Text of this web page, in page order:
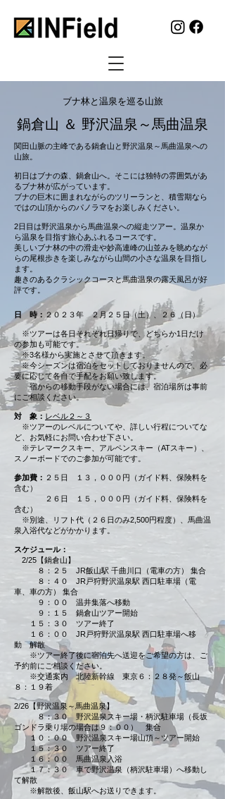
​ブナ林と温泉を巡る山旅
鍋倉山 ＆ 野沢温泉～馬曲温泉
関田山脈の主峰である鍋倉山と野沢温泉～馬曲温泉への
山旅。
初日はブナの森、鍋倉山へ。そこには独特の雰囲気があ
るブナ林が広がっています。
ブナの巨木に囲まれながらのツリーランと、積雪期なら
ではの山頂からのパノラマをお楽しみください。
2日目は野沢温泉から馬曲温泉への縦走ツアー。温泉か
ら温泉を目指す旅心あふれるコースです。
美しいブナ林の中の滑走や妙高連峰の山並みを眺めなが
らの尾根歩きを楽しみながら山間の小さな温泉を目指し
ます。
趣きのあるクラシックコースと馬曲温泉の露天風呂が好
評です。
日 時： ２０２３年 ２月２５日（土）、２６（日）
※ツアーは各日それぞれ日帰りで、どちらか1日だけ
の参加も可能です。
※3名様から実施とさせて頂きます。
※今シーズンは宿泊をセットしておりませんので、必
要に応じて各自で手配をお願い致します。
宿からの移動手段がない場合には、宿泊場所は事前
にご相談ください。
対 象： レベル２～３
※ツアーのレベルについてや、詳しい行程についてな
ど、お気軽にお問い合わせ下さい。
※テレマークスキー、アルペンスキー（ATスキー）、
スノーボードでのご参加が可能です。
参加費： ２５日 １３，０００円（ガイド料、保険料を
含む）
２６日 １５，０００円（ガイド料、保険料を
含む）
※別途、リフト代（２６日のみ2,500円程度）、馬曲温
泉入浴代などがかかります。​
スケジュール：
2/25【鍋倉山】
８：２５ JR飯山駅 千曲川口（電車の方） 集合
８：４０ JR戸狩野沢温泉駅 西口駐車場（電
車、車の方） 集合
９：００ 温井集落へ移動
９：１５ 鍋倉山ツアー開始
１５：３０ ツアー終了
１６：００ JR戸狩野沢温泉駅 西口駐車場へ移
動 解散
※ツアー終了後に宿泊先へ送迎をご希望の方は、ご
予約前にご相談ください。
※交通案内​ 北陸新幹線 東京６：２８発～飯山
８：１９着
2/26【野沢温泉～馬曲温泉】
８：３０ 野沢温泉スキー場・柄沢駐車場（長坂
ゴンドラ乗り場の場合は９：００） 集合
１０：００ 野沢温泉スキー場山頂～ツアー開始
１５：３０ ツアー終了
１６：００ 馬曲温泉入浴
１７：３０ 車で野沢温泉（柄沢駐車場）へ移動し
て解散
※解散後、飯山駅へお送りできます。